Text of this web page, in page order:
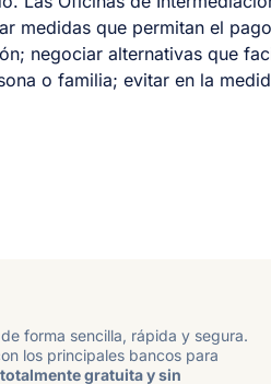
medidas que permitan el
negociar alternativas que
o familia; evitar en la
forma sencilla, rápida y segura.
los principales bancos para
gratuita y sin